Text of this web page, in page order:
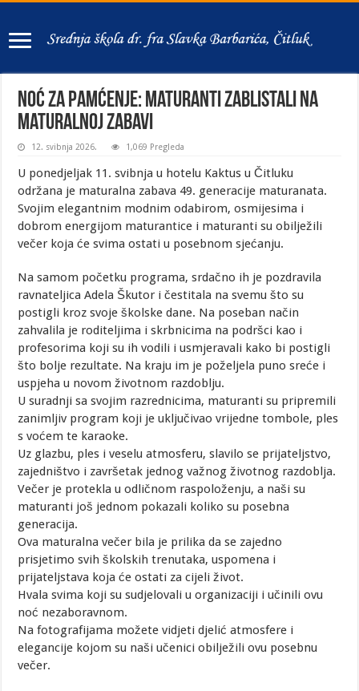
Noć za pamćenje: Maturanti zablistali na
maturalnoj zabavi
12. svibnja 2026. 1,069 Pregleda
U ponedjeljak 11. svibnja u hotelu Kaktus u Čitluku
održana je maturalna zabava 49. generacije maturanata.
Svojim elegantnim modnim odabirom, osmijesima i
dobrom energijom maturantice i maturanti su obilježili
večer koja će svima ostati u posebnom sjećanju.
Na samom početku programa, srdačno ih je pozdravila
ravnateljica Adela Škutor i čestitala na svemu što su
postigli kroz svoje školske dane. Na poseban način
zahvalila je roditeljima i skrbnicima na podršci kao i
profesorima koji su ih vodili i usmjeravali kako bi postigli
što bolje rezultate. Na kraju im je poželjela puno sreće i
uspjeha u novom životnom razdoblju.
U suradnji sa svojim razrednicima, maturanti su pripremili
zanimljiv program koji je uključivao vrijedne tombole, ples
s voćem te karaoke.
Uz glazbu, ples i veselu atmosferu, slavilo se prijateljstvo,
zajedništvo i završetak jednog važnog životnog razdoblja.
Večer je protekla u odličnom raspoloženju, a naši su
maturanti još jednom pokazali koliko su posebna
generacija.
Ova maturalna večer bila je prilika da se zajedno
prisjetimo svih školskih trenutaka, uspomena i
prijateljstava koja će ostati za cijeli život.
Hvala svima koji su sudjelovali u organizaciji i učinili ovu
noć nezaboravnom.
Na fotografijama možete vidjeti djelić atmosfere i
elegancije kojom su naši učenici obilježili ovu posebnu
večer.